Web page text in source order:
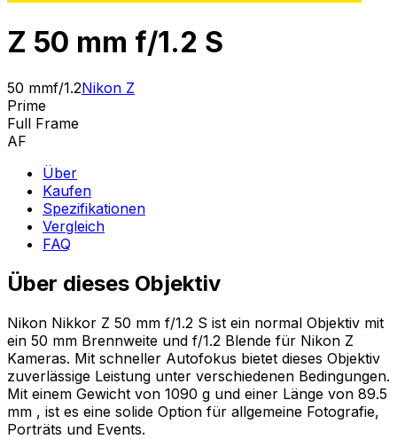
Z 50 mm f/1.2 S
50 mmf/1.2Nikon Z
Prime
Full Frame
AF
Über
Kaufen
Spezifikationen
Vergleich
FAQ
Über dieses Objektiv
Nikon Nikkor Z 50 mm f/1.2 S ist ein normal Objektiv mit
ein 50 mm Brennweite und f/1.2 Blende für Nikon Z
Kameras. Mit schneller Autofokus bietet dieses Objektiv
zuverlässige Leistung unter verschiedenen Bedingungen.
Mit einem Gewicht von 1090 g und einer Länge von 89.5
mm , ist es eine solide Option für allgemeine Fotografie,
Porträts und Events.